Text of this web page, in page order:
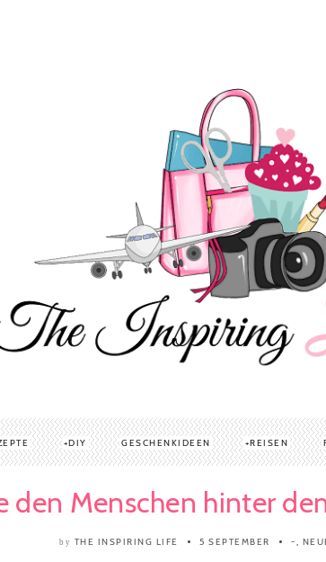
DIY GESCHENKIDEEN REISEN
den Menschen hinter
by THE INSPIRING LIFE 5 SEPTEMBER -,